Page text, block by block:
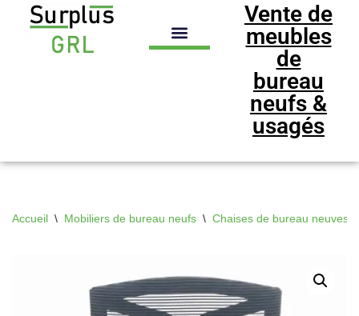
Vente de
meubles
de
bureau
neufs &
usagés
Accueil \ Mobiliers de bureau neufs \ Chaises de bureau neuves